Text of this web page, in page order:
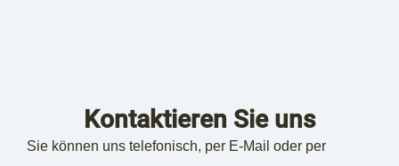
Kontaktieren Sie uns
Sie können uns telefonisch, per E-Mail oder per